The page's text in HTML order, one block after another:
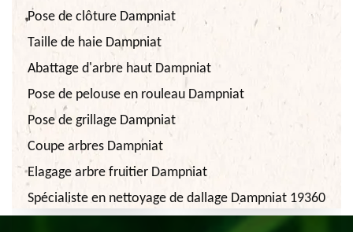
Pose de clôture Dampniat
Taille de haie Dampniat
Abattage d'arbre haut Dampniat
Pose de pelouse en rouleau Dampniat
Pose de grillage Dampniat
Coupe arbres Dampniat
Elagage arbre fruitier Dampniat
Spécialiste en nettoyage de dallage Dampniat 19360